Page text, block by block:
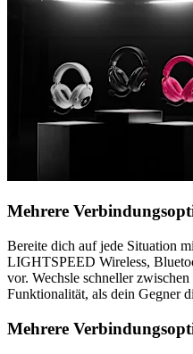
Mehrere
Bereite dich auf jede Situation
LIGHTSPEED Wireless,
vor. Wechsle schneller
Funktionalität, als dein Gegner
Mehrere